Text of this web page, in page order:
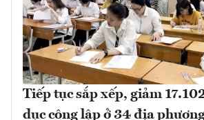
Tiếp tục sắp xếp, giảm
dục công lập ở 34 địa